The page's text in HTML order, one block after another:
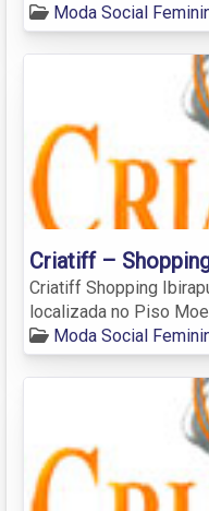
Moda Social
Criatiff –
Criatiff Shopping
localizada no Piso
Moda Social